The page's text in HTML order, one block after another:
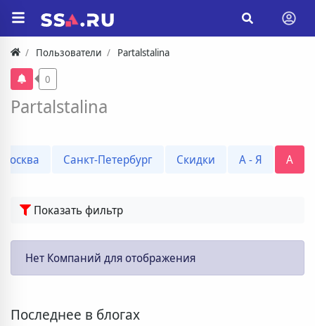
Пользователи Partalstalina
Partalstalina
0
Москва Санкт-Петербург Скидки А - Я A
Показать фильтр
Нет Компаний для отображения
Последнее в блогах